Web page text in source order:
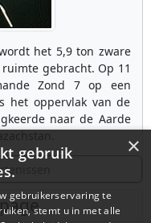
het 5,9 ton zware
gebracht. Op 11
Zond 7 op een
het oppervlak van de
naar de Aarde
×
gebruik
gebruikerservaring te
stemt u in met alle